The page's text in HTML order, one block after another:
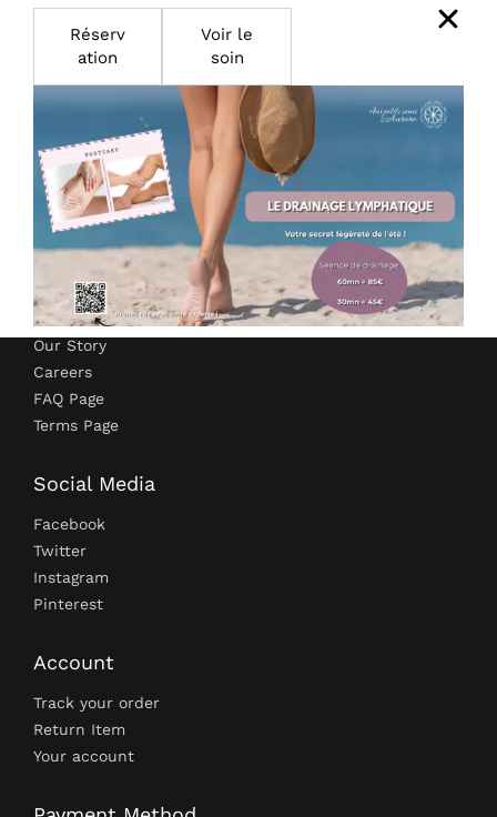
Products
Face Creams
Bath Bombs
Face Tonics
Company
Our Story
Careers
FAQ Page
Terms Page
Social Media
Facebook
Twitter
Instagram
Pinterest
Account
Track your order
Return Item
Your account
Réserv
ation
Voir le
soin